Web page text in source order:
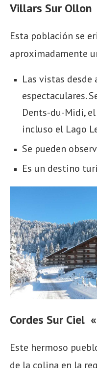
Villars Sur Ollon
Esta población se
aproximadamente
Las vistas desde
espectaculares.
Dents-du-Midi,
incluso el Lago
Se pueden
Es un destino
Cordes Sur Ciel
Este hermoso
de la colina en la